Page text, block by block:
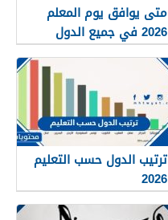
متى يوافق يوم المعلم
2026 في جميع الدول
العربية
ترتيب الدول حسب التعليم
2026